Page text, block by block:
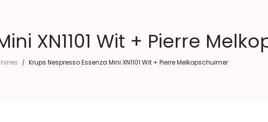
XN1101 Wit + Pierre
/ Krups Nespresso Essenza Mini XN1101 Wit + Pierre Melkopschuimer